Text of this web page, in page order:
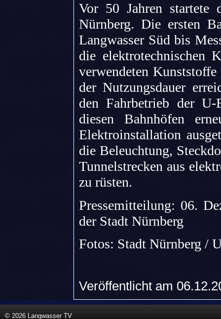
Vor 50 Jahren
Nürnberg. Die ersten
Langwasser Süd bis
die elektrotechnischen
verwendeten
der Nutzungsdauer
den Fahrbetrieb der
diesen Bahnhöfen
Elektroinstallation
die Beleuchtung,
Tunnelstrecken aus
zu rüsten.
Pressemitteilung: 06.
der Stadt Nürnberg
Fotos: Stadt Nürnberg /
Veröffentlicht am
© 2026 Langwasser TV